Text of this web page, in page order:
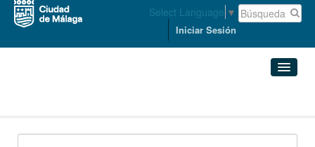
Select Language ▼
Iniciar Sesión